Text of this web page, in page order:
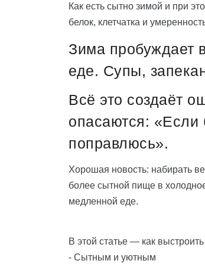
Как есть сытно зимой и при
белок, клетчатка и
Зима пробуждает
еде. Супы,
Всё это создаёт
опасаются: «Если
поправлюсь».
Хорошая новость: набирать
более сытной пище в
медленной еде.
В этой статье — как
- Сытным и уютным